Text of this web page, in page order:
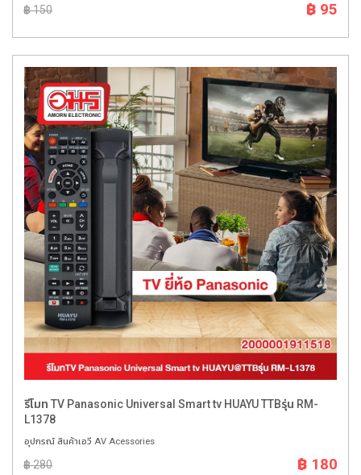
฿ 150 ฿ 95
รีโมท TV Panasonic Universal Smart tv HUAYU TTBรุ่น RM-
L1378
อุปกรณ์ สินค้าเอวี AV Acessories
฿ 280 ฿ 180